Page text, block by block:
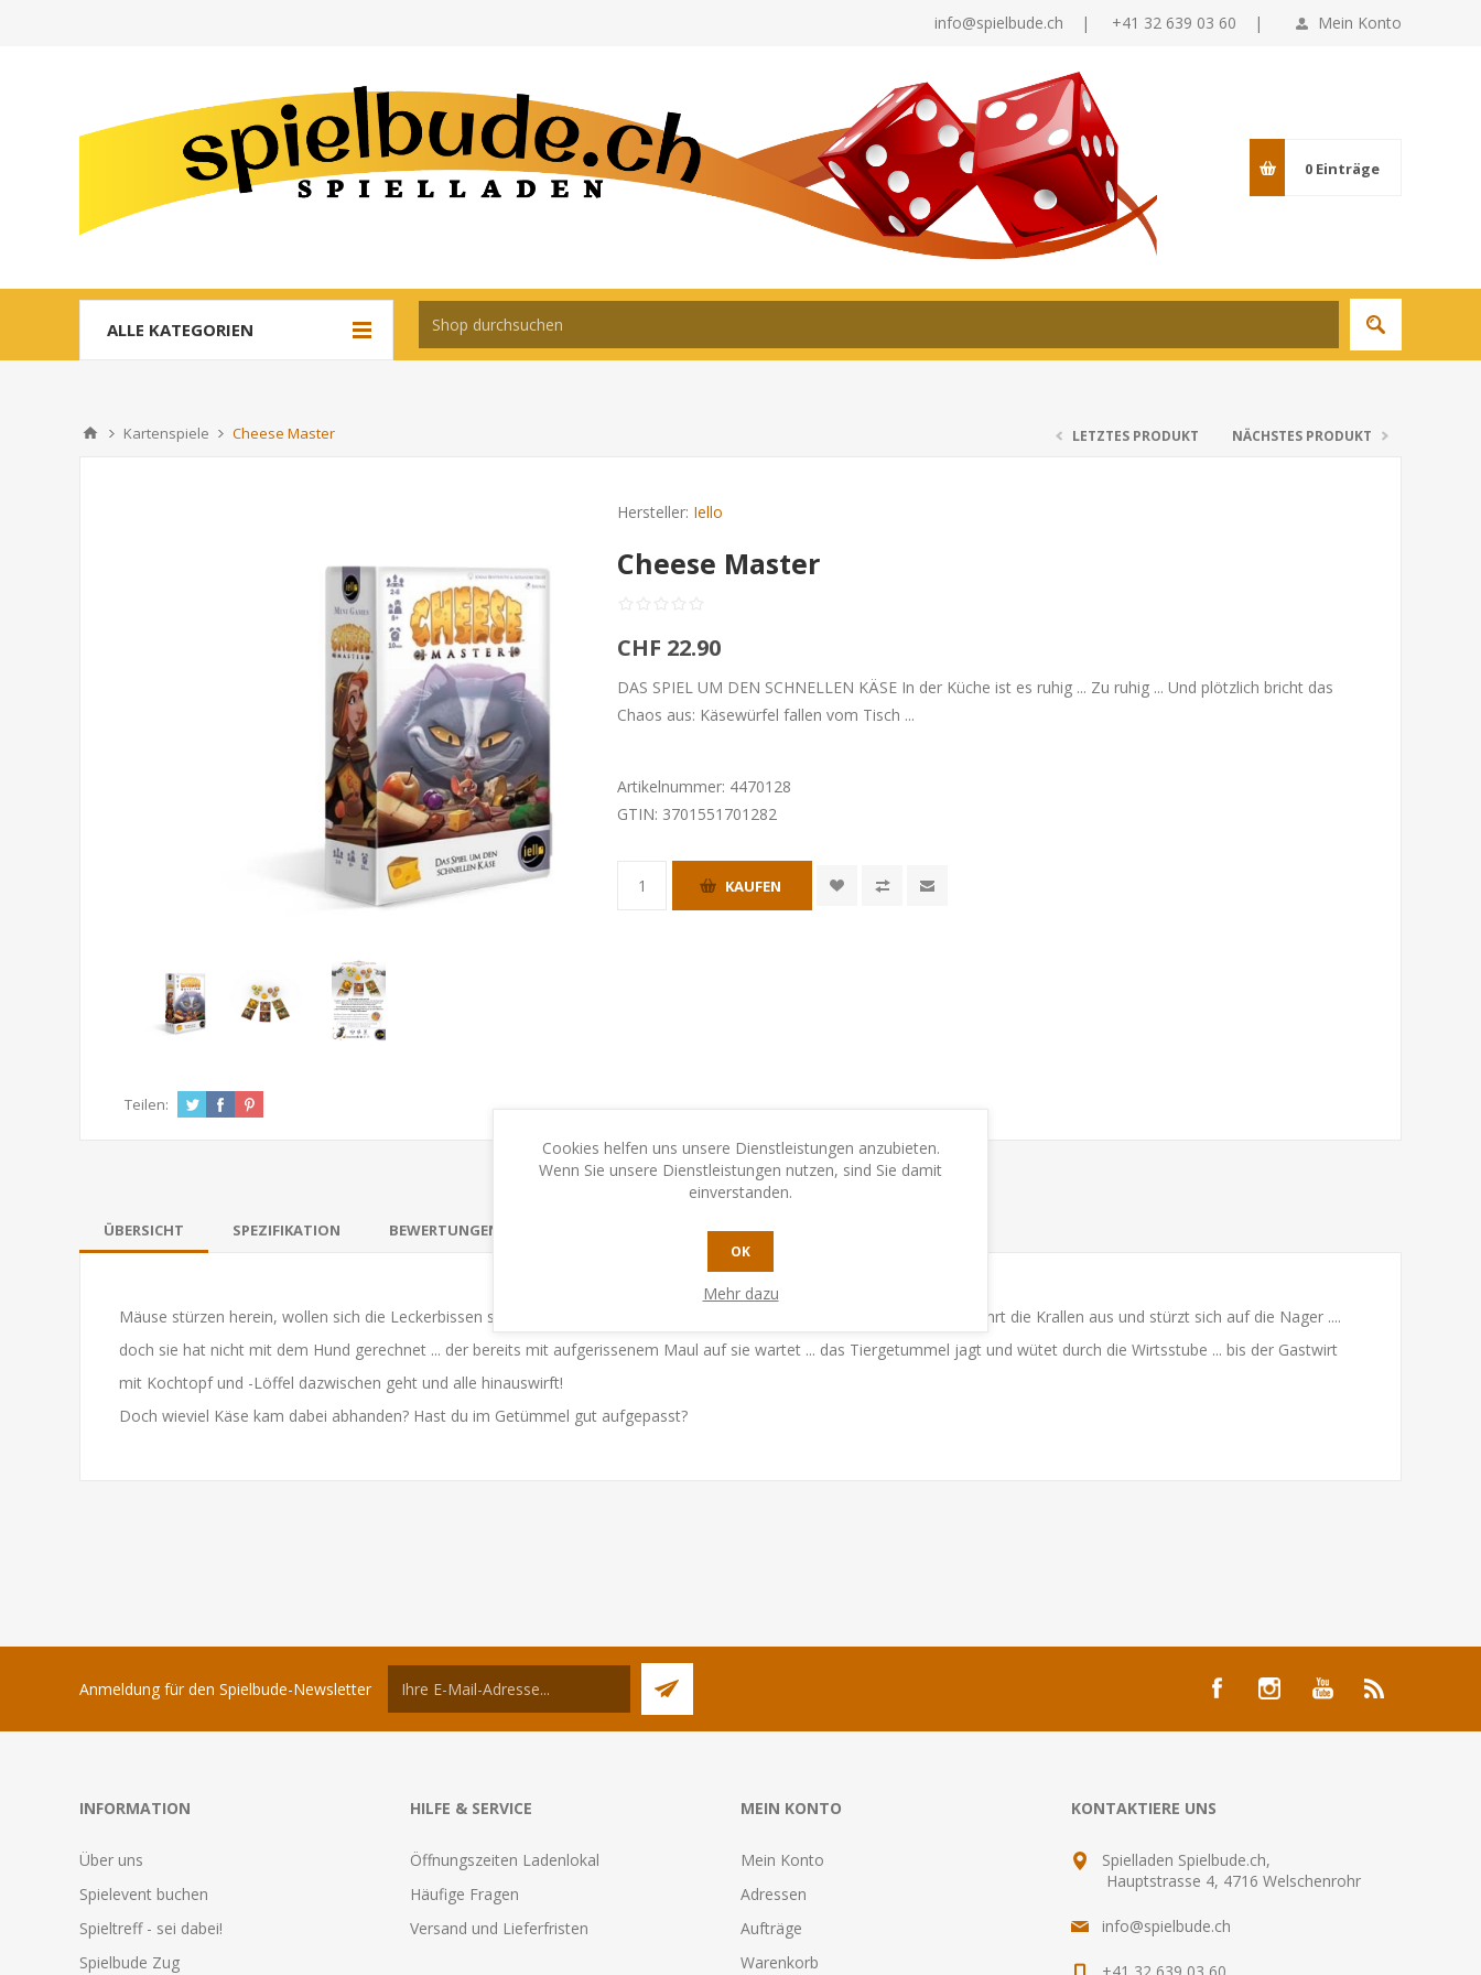
Mein Konto
info@spielbude.ch | +41 32 639 03 60 |
0 Einträge
ALLE KATEGORIEN
Kartenspiele Cheese Master LETZTES PRODUKT NÄCHSTES PRODUKT
Hersteller: Iello
Cheese Master
CHF 22.90
DAS SPIEL UM DEN SCHNELLEN KÄSE In der Küche ist es ruhig ... Zu ruhig ... Und plötzlich bricht das
Chaos aus: Käsewürfel fallen vom Tisch ...
Artikelnummer: 4470128
GTIN: 3701551701282
KAUFEN
Teilen:
ÜBERSICHT SPEZIFIKATION BEWERTUNGEN KONTAKTIEREN SIE UNS
Mäuse stürzen herein, wollen sich die Leckerbissen schnappen ... die Katze hat geduldig auf diesen Moment gewartet ... fährt die Krallen aus und stürzt sich auf die Nager ....
doch sie hat nicht mit dem Hund gerechnet ... der bereits mit aufgerissenem Maul auf sie wartet ... das Tiergetummel jagt und wütet durch die Wirtsstube ... bis der Gastwirt
mit Kochtopf und -Löffel dazwischen geht und alle hinauswirft!
Doch wieviel Käse kam dabei abhanden? Hast du im Getümmel gut aufgepasst?
Anmeldung für den Spielbude-Newsletter
INFORMATION
Über uns
Spielevent buchen
Spieltreff - sei dabei!
Spielbude Zug
HILFE & SERVICE
Öffnungszeiten Ladenlokal
Häufige Fragen
Versand und Lieferfristen
MEIN KONTO
Mein Konto
Adressen
Aufträge
Warenkorb
KONTAKTIERE UNS
Spielladen Spielbude.ch,
Hauptstrasse 4, 4716 Welschenrohr
info@spielbude.ch
Cookies helfen uns unsere Dienstleistungen anzubieten.
Wenn Sie unsere Dienstleistungen nutzen, sind Sie damit
einverstanden.
OK
Mehr dazu